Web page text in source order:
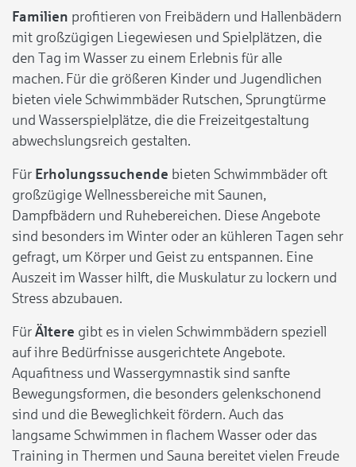
Familien profitieren von Freibädern und Hallenbädern
mit großzügigen Liegewiesen und Spielplätzen, die
den Tag im Wasser zu einem Erlebnis für alle
machen. Für die größeren Kinder und Jugendlichen
bieten viele Schwimmbäder Rutschen, Sprungtürme
und Wasserspielplätze, die die Freizeitgestaltung
abwechslungsreich gestalten.
Für Erholungssuchende bieten Schwimmbäder oft
großzügige Wellnessbereiche mit Saunen,
Dampfbädern und Ruhebereichen. Diese Angebote
sind besonders im Winter oder an kühleren Tagen sehr
gefragt, um Körper und Geist zu entspannen. Eine
Auszeit im Wasser hilft, die Muskulatur zu lockern und
Stress abzubauen.
Für Ältere gibt es in vielen Schwimmbädern speziell
auf ihre Bedürfnisse ausgerichtete Angebote.
Aquafitness und Wassergymnastik sind sanfte
Bewegungsformen, die besonders gelenkschonend
sind und die Beweglichkeit fördern. Auch das
langsame Schwimmen in flachem Wasser oder das
Training in Thermen und Sauna bereitet vielen Freude